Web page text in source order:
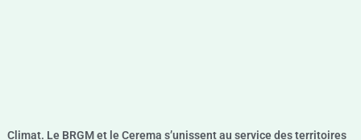
Climat. Le BRGM et le Cerema s’unissent au service des territoires